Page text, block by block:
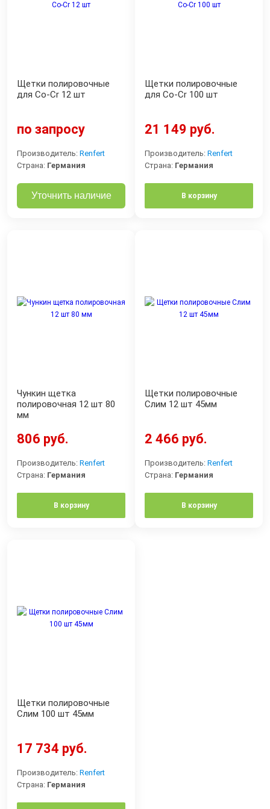
Щетки полировочные
для Co-Cr 12 шт
по запросу
Производитель: Renfert
Страна: Германия
Уточнить наличие
Щетки полировочные
для Co-Cr 100 шт
21 149 руб.
Производитель: Renfert
Страна: Германия
В корзину
Чункин щетка
полировочная 12 шт 80
мм
806 руб.
Производитель: Renfert
Страна: Германия
В корзину
Щетки полировочные
Cлим 12 шт 45мм
2 466 руб.
Производитель: Renfert
Страна: Германия
В корзину
Щетки полировочные
Cлим 100 шт 45мм
17 734 руб.
Производитель: Renfert
Страна: Германия